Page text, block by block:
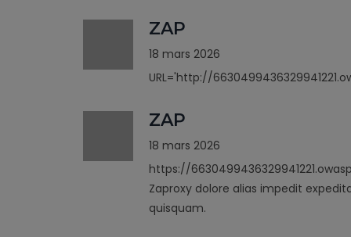
ZAP
18 mars 2026
URL='http://
ZAP
18 mars 2026
https://
Zaproxy dolore alias impedit
quisquam.